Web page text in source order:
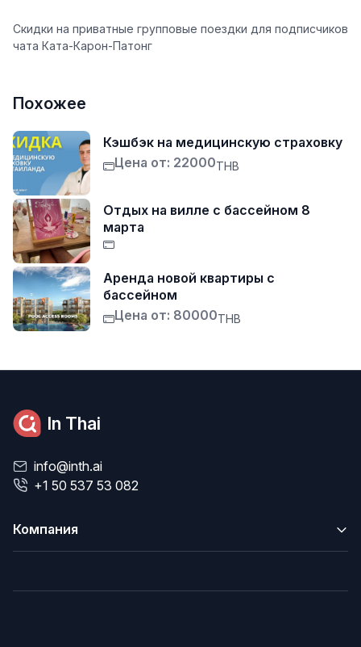
Скидки на приватные групповые поездки для подписчиков
чата Ката-Карон-Патонг
Похожее
Кэшбэк на медицинскую страховку
Цена от: 22000THB
Отдых на вилле с бассейном 8
марта
Аренда новой квартиры с
бассейном
Цена от: 80000THB
In Thai
info@inth.ai
+1 50 537 53 082
Компания